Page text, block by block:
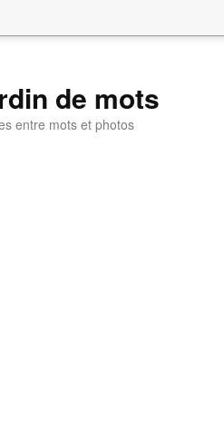
de mots
entre mots et photos